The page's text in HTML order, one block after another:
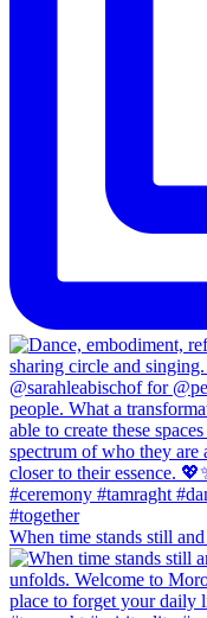
When time stands still